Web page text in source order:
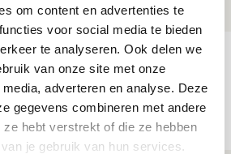
om content en advertenties te
voor social media te bieden
te analyseren. Ook delen we
van onze site met onze
adverteren en analyse. Deze
gegevens combineren met andere
ze hebt verstrekt of die ze hebben
je gebruik van hun services.
‘Vierhonderd duels
is heel speciaal’